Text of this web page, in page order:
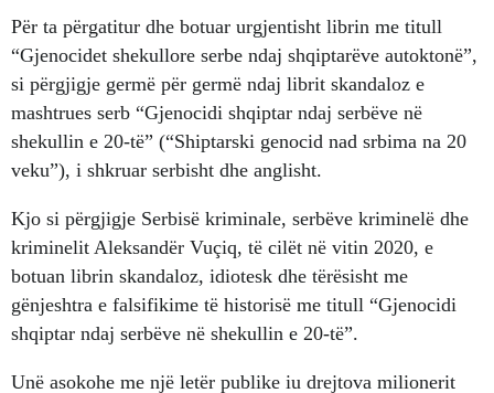
Për ta përgatitur dhe botuar urgjentisht librin me titull
“Gjenocidet shekullore serbe ndaj shqiptarëve autoktonë”,
si përgjigje germë për germë ndaj librit skandaloz e
mashtrues serb “Gjenocidi shqiptar ndaj serbëve në
shekullin e 20-të” (“Shiptarski genocid nad srbima na 20
veku”), i shkruar serbisht dhe anglisht.
Kjo si përgjigje Serbisë kriminale, serbëve kriminelë dhe
kriminelit Aleksandër Vuçiq, të cilët në vitin 2020, e
botuan librin skandaloz, idiotesk dhe tërësisht me
gënjeshtra e falsifikime të historisë me titull “Gjenocidi
shqiptar ndaj serbëve në shekullin e 20-të”.
Unë asokohe me një letër publike iu drejtova milionerit